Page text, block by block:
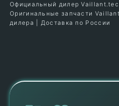
Официальный дилер
Оригинальные запчасти
дилера | Доставка по России